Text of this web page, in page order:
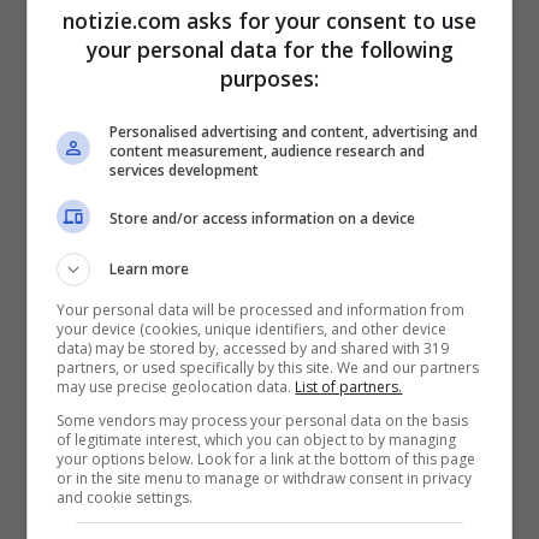
Sardegna sono esempi emblematici della
vulnerabilità degli anfibi alle pratiche
umane dannose e alla degradazione
ambientale. Il report evidenzia l’urgenza di
interventi mirati per proteggere questi
indicatori vitali della salute degli
ecosistemi.
I Ritardi nell’Azione
Conservativa sono significativi
Nonostante gli sforzi compiuti finora,
l’Italia mostra significativi ritardi
notizie.com asks for your consent to use
your personal data for the following
purposes:
Personalised advertising and content, advertising and
content measurement, audience research and
services development
Store and/or access information on a device
Learn more
Your personal data will be processed and information from
your device (cookies, unique identifiers, and other device
data) may be stored by, accessed by and shared with 319
partners, or used specifically by this site. We and our partners
may use precise geolocation data. List of partners.
Some vendors may process your personal data on the basis
of legitimate interest, which you can object to by managing
your options below. Look for a link at the bottom of this page
or in the site menu to manage or withdraw consent in privacy
and cookie settings.